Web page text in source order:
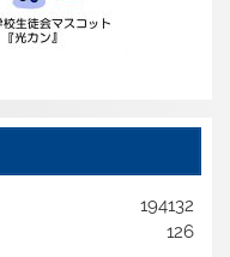
194132
126